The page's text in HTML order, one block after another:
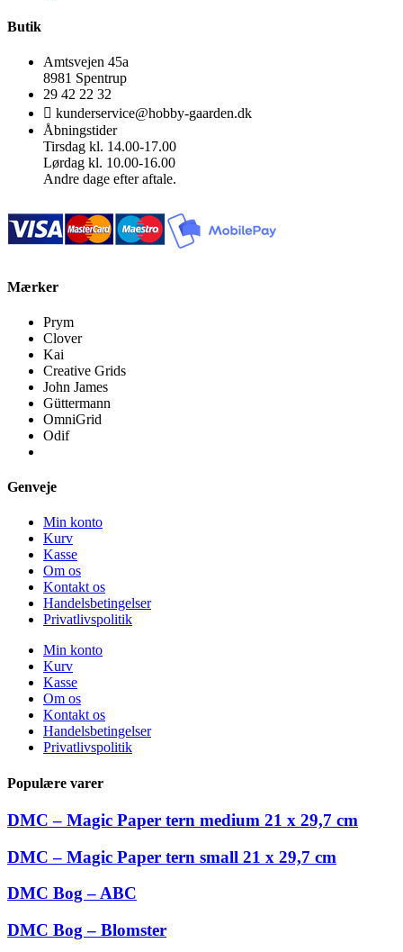
Butik
Amtsvejen 45a
8981 Spentrup
29 42 22 32
kunderservice@hobby-gaarden.dk
Åbningstider
Tirsdag kl. 14.00-17.00
Lørdag kl. 10.00-16.00
Andre dage efter aftale.
Mærker
Prym
Clover
Kai
Creative Grids
John James
Güttermann
OmniGrid
Odif
Genveje
Min konto
Kurv
Kasse
Om os
Kontakt os
Handelsbetingelser
Privatlivspolitik
Min konto
Kurv
Kasse
Om os
Kontakt os
Handelsbetingelser
Privatlivspolitik
Populære varer
DMC – Magic Paper tern medium 21 x 29,7 cm
DMC – Magic Paper tern small 21 x 29,7 cm
DMC Bog – ABC
DMC Bog – Blomster